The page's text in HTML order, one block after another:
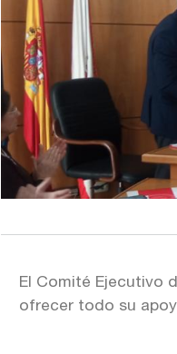
El Comité Ejecutivo
ofrecer todo su